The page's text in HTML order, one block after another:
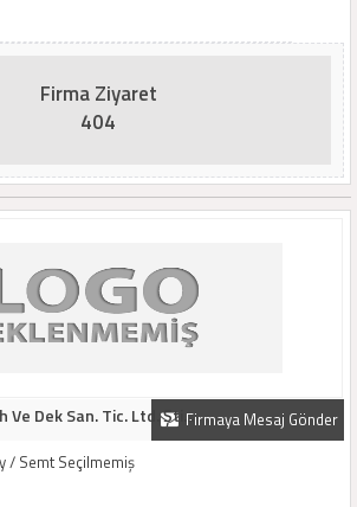
Firma Ziyaret
404
Firmaya Mesaj Gönder
Dek San. Tic. Ltd. Şti...
/ Semt Seçilmemiş